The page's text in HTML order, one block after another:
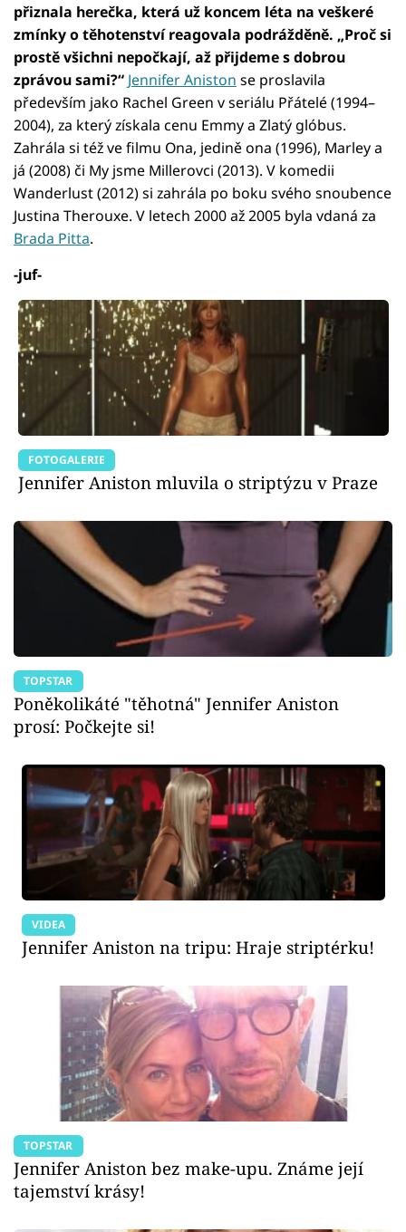
přiznala herečka, která už koncem léta na veškeré
zmínky o těhotenství reagovala podrážděně. „Proč si
prostě všichni nepočkají, až přijdeme s dobrou
zprávou sami?“ Jennifer Aniston se proslavila
především jako Rachel Green v seriálu Přátelé (1994–
2004), za který získala cenu Emmy a Zlatý glóbus.
Zahrála si též ve filmu Ona, jedině ona (1996), Marley a
já (2008) či My jsme Millerovci (2013). V komedii
Wanderlust (2012) si zahrála po boku svého snoubence
Justina Therouxe. V letech 2000 až 2005 byla vdaná za
Brada Pitta.
-juf-
FOTOGALERIE
Jennifer Aniston mluvila o striptýzu v Praze
TOPSTAR
Poněkolikáté "těhotná" Jennifer Aniston
prosí: Počkejte si!
VIDEA
Jennifer Aniston na tripu: Hraje striptérku!
TOPSTAR
Jennifer Aniston bez make-upu. Známe její
tajemství krásy!